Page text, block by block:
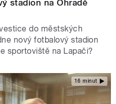
stadion na Ohradě
do městských
nový fotbalový stadion
sportoviště na Lapači?
16 minut